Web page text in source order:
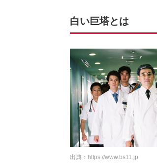
白い巨塔とは
出典： https://www.bs11.jp